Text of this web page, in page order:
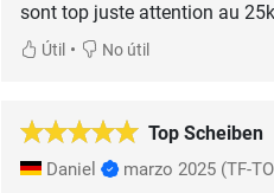
sont top juste attention au
Útil• No útil
Top Scheiben
Daniel marzo 2025 (TF-